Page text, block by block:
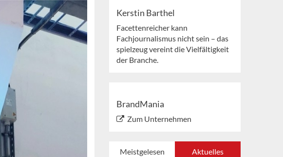
Kerstin Barthel
Facettenreicher kann
Fachjournalismus nicht sein – das
spielzeug vereint die Vielfältigkeit
der Branche.
BrandMania
Zum Unternehmen
Meistgelesen Aktuelles